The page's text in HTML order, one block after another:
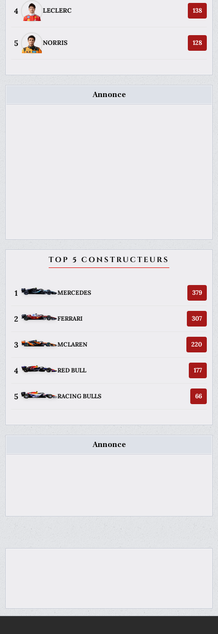
4 LECLERC 138
5 NORRIS 128
Annonce
TOP 5 CONSTRUCTEURS
1 MERCEDES 379
2 FERRARI 307
3 MCLAREN 220
4 RED BULL 177
5 RACING BULLS 66
Annonce